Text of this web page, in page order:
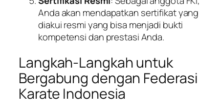
Anda akan mendapatkan sertifikat yang
diakui resmi yang bisa menjadi bukti
kompetensi dan prestasi Anda.
Langkah-Langkah untuk
Bergabung dengan Federasi
Karate Indonesia